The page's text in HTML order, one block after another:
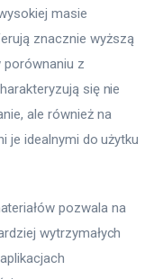
masie
znacznie wyższą
porównaniu z
się nie
ale również na
je idealnymi do użytku
pozwala na
wytrzymałych